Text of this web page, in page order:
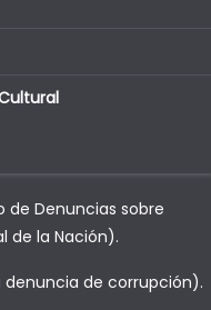
de Denuncias sobre
de la Nación).
denuncia de corrupción).